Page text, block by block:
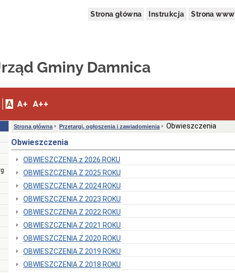
Strona główna Instrukcja Strona www
Gminy Damnica
A A+ A++
Strona główna Przetargi, ogłoszenia i zawiadomienia Obwieszczenia
Obwieszczenia
OBWIESZCZENIA z 2026 ROKU
OBWIESZCZENIA Z 2025 ROKU
OBWIESZCZENIA Z 2024 ROKU
OBWIESZCZENIA Z 2023 ROKU
OBWIESZCZENIA Z 2022 ROKU
OBWIESZCZENIA Z 2021 ROKU
OBWIESZCZENIA Z 2020 ROKU
OBWIESZCZENIA Z 2019 ROKU
OBWIESZCZENIA Z 2018 ROKU